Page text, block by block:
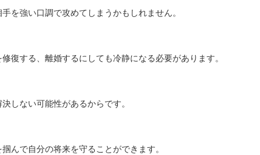
を強い口調で攻めてしまうかもしれません。
復する、離婚するにしても冷静になる必要があります。
しない可能性があるからです。
んで自分の将来を守ることができます。